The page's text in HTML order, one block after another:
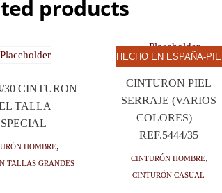
products
30 CINTURON
TALLA
hombre,
tallas grandes
HECHO EN ESPAÑA-PIEL
CINTURON PIEL
SERRAJE (VARIOS
COLORES) –
REF.5444/35
Cinturón hombre,
Cinturón casual